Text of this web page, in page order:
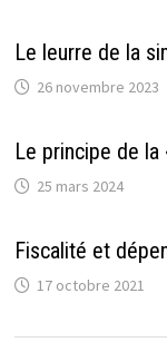
Le leurre de la
26 novembre 2023
Le principe de la
25 mars 2024
Fiscalité et
17 octobre 2021